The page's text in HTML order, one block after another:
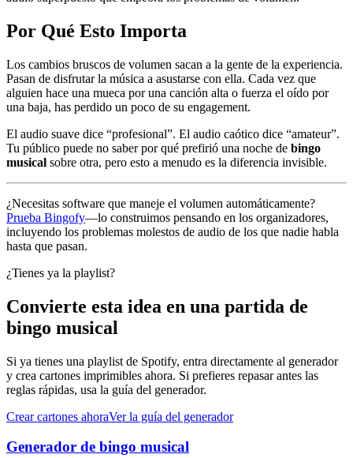
Por Qué Esto Importa
Los cambios bruscos de volumen sacan a la gente de la experiencia.
Pasan de disfrutar la música a asustarse con ella. Cada vez que
alguien hace una mueca por una canción alta o fuerza el oído por
una baja, has perdido un poco de su engagement.
El audio suave dice “profesional”. El audio caótico dice “amateur”.
Tu público puede no saber por qué prefirió una noche de bingo
musical sobre otra, pero esto a menudo es la diferencia invisible.
¿Necesitas software que maneje el volumen automáticamente?
Prueba Bingofy—lo construimos pensando en los organizadores,
incluyendo los problemas molestos de audio de los que nadie habla
hasta que pasan.
¿Tienes ya la playlist?
Convierte esta idea en una partida de
bingo musical
Si ya tienes una playlist de Spotify, entra directamente al generador
y crea cartones imprimibles ahora. Si prefieres repasar antes las
reglas rápidas, usa la guía del generador.
Crear cartones ahoraVer la guía del generador
Generador de bingo musical